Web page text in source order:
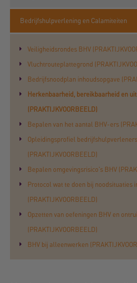
Bedrijfshulpverlening en Calamiteiten
Veiligheidsrondes BHV
Vluchtrouteplattegrond
Bedrijfsnoodplan inhoudsopgave
Herkenbaarheid, bereikbaarheid en
(PRAKTIJKVOORBEELD)
Bepalen van het aantal BHV-ers
Opleidingsprofiel
(PRAKTIJKVOORBEELD)
Bepalen omgevingsrisico's BHV
Protocol wat te doen bij noodsituaties
(PRAKTIJKVOORBEELD)
Opzetten van oefeningen BHV en
(PRAKTIJKVOORBEELD)
BHV bij alleenwerken